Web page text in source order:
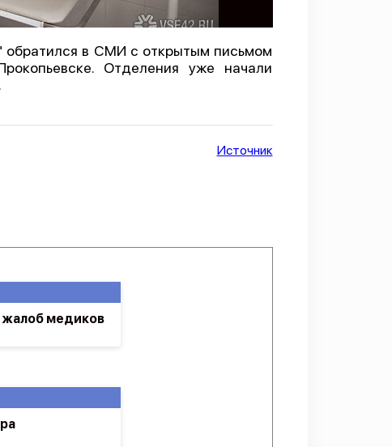
обратился в СМИ с открытым письмом
Отделения уже начали
Источник
жалоб медиков